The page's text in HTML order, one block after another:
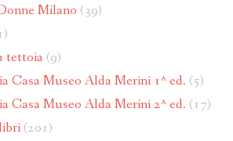
Milano (39)
tettoia (9)
Casa Museo Alda Merini 1^ ed. (5)
Casa Museo Alda Merini 2^ ed. (17)
(201)